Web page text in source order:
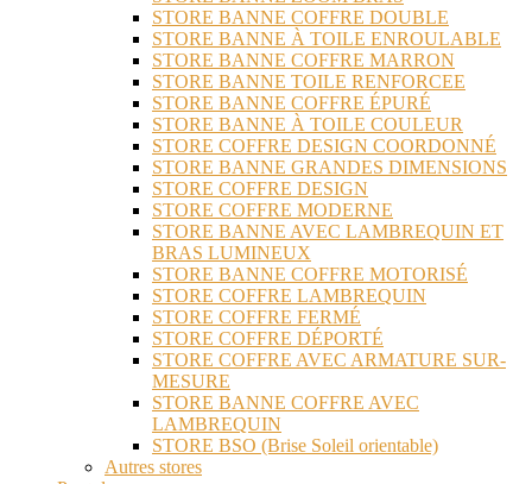
STORE BANNE COFFRE DOUBLE
STORE BANNE À TOILE ENROULABLE
STORE BANNE COFFRE MARRON
STORE BANNE TOILE RENFORCEE
STORE BANNE COFFRE ÉPURÉ
STORE BANNE À TOILE COULEUR
STORE COFFRE DESIGN COORDONNÉ
STORE BANNE GRANDES DIMENSIONS
STORE COFFRE DESIGN
STORE COFFRE MODERNE
STORE BANNE AVEC LAMBREQUIN ET
BRAS LUMINEUX
STORE BANNE COFFRE MOTORISÉ
STORE COFFRE LAMBREQUIN
STORE COFFRE FERMÉ
STORE COFFRE DÉPORTÉ
STORE COFFRE AVEC ARMATURE SUR-
MESURE
STORE BANNE COFFRE AVEC
LAMBREQUIN
STORE BSO (Brise Soleil orientable)
Autres stores